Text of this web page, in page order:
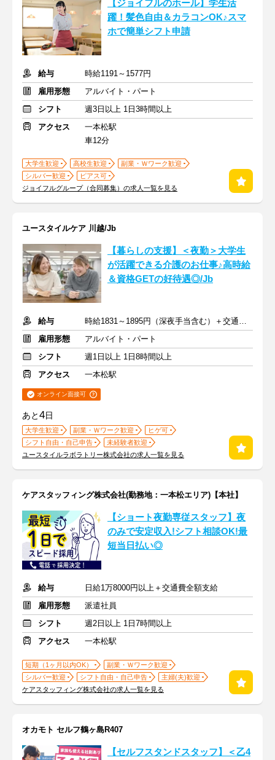
【ジョイフルのホール】学生活
躍！髪色自由＆カラコンOK♪スマ
ホで簡単シフト申請
給与
時給1191～1577円
雇用形態
アルバイト・パート
シフト
週3日以上 1日3時間以上
アクセス
一本松駅
車12分
大学生歓迎 高校生歓迎
副業・Ｗワーク歓迎
シルバー歓迎
ピアス可
ジョイフルグループ（合同募集）の求人一覧を見る
ユースタイルケア 川越/Jb
【暮らしの支援】＜夜勤＞大学生
が活躍できる介護のお仕事♪高時給
＆資格GETの好待遇◎/Jb
給与
時給1831～1895円（深夜手当含む）＋交通費支給
雇用形態
アルバイト・パート
シフト
週1日以上 1日8時間以上
アクセス
一本松駅
オンライン面接可
あと4日
大学生歓迎 副業・Ｗワーク歓迎
ヒゲ可
シフト自由・自己申告
未経験者歓迎
ユースタイルラボラトリー株式会社の求人一覧を見る
ケアスタッフィング株式会社(勤務地：一本松エリア)【本社】
【ショート夜勤専従スタッフ】夜
のみで安定収入!シフト相談OK!最
短当日払い◎
給与
日給1万8000円以上＋交通費全額支給
雇用形態
派遣社員
シフト
週2日以上 1日7時間以上
アクセス
一本松駅
短期（1ヶ月以内OK）
副業・Ｗワーク歓迎
シルバー歓迎
シフト自由・自己申告
主婦(夫)歓迎
ケアスタッフィング株式会社の求人一覧を見る
オカモト セルフ鶴ヶ島R407
【セルフスタンドスタッフ】＜乙4